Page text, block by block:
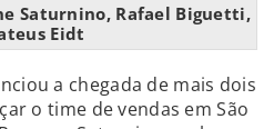
Saturnino, Rafael Biguetti,
Eidt
a chegada de mais dois
o time de vendas em São